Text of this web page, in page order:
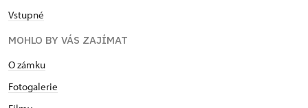
Vstupné
MOHLO BY VÁS ZAJÍMAT
O zámku
Fotogalerie